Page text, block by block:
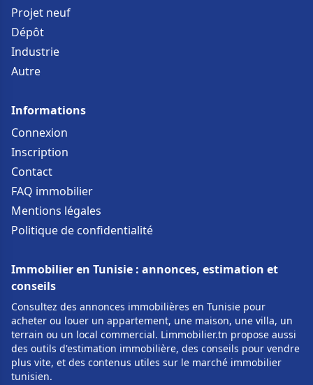
Projet neuf
Dépôt
Industrie
Autre
Informations
Connexion
Inscription
Contact
FAQ immobilier
Mentions légales
Politique de confidentialité
Immobilier en Tunisie : annonces, estimation et
conseils
Consultez des annonces immobilières en Tunisie pour
acheter ou louer un appartement, une maison, une villa, un
terrain ou un local commercial. Limmobilier.tn propose aussi
des outils d'estimation immobilière, des conseils pour vendre
plus vite, et des contenus utiles sur le marché immobilier
tunisien.